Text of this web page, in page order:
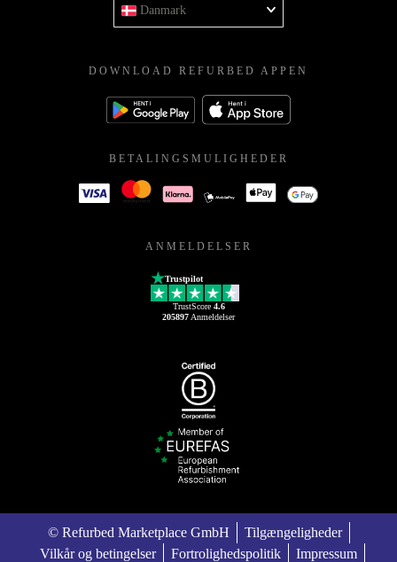
Danmark
DOWNLOAD REFURBED APPEN
BETALINGSMULIGHEDER
ANMELDELSER
Trustpilot
TrustScore 4.6
205897 Anmeldelser
© Refurbed Marketplace GmbH
Tilgængeligheder
Vilkår og betingelser
Fortrolighedspolitik Impressum